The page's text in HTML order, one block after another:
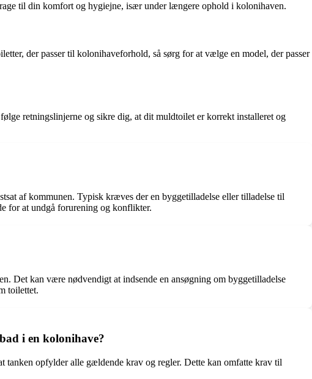
til din komfort og hygiejne, især under længere ophold i kolonihaven.
der passer til kolonihaveforhold, så sørg for at vælge en model, der passer
retningslinjerne og sikre dig, at dit muldtoilet er korrekt installeret og
af kommunen. Typisk kræves der en byggetilladelse eller tilladelse til
for at undgå forurening og konflikter.
Det kan være nødvendigt at indsende en ansøgning om byggetilladelse
toilettet.
i en kolonihave?
tanken opfylder alle gældende krav og regler. Dette kan omfatte krav til